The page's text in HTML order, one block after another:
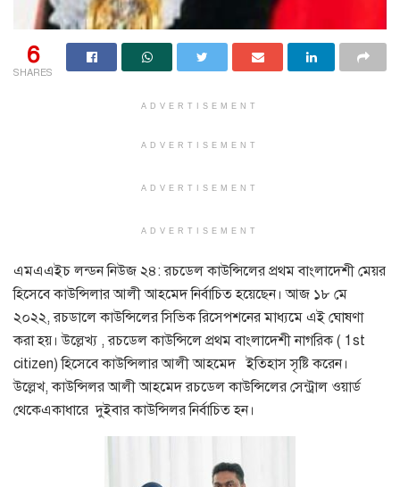
6
SHARES
ADVERTISEMENT
ADVERTISEMENT
ADVERTISEMENT
ADVERTISEMENT
এমএএইচ লন্ডন নিউজ ২৪: রচডেল কাউন্সিলের প্রথম বাংলাদেশী মেয়র
হিসেবে কাউন্সিলার আলী আহমেদ নির্বাচিত হয়েছেন। আজ ১৮ মে
২০২২, রচডালে কাউন্সিলের সিভিক রিসেপশনের মাধ্যমে এই ঘোষণা
করা হয়। উল্লেখ্য , রচডেল কাউন্সিলে প্রথম বাংলাদেশী নাগরিক ( 1st
citizen) হিসেবে কাউন্সিলার আলী আহমেদ ইতিহাস সৃষ্টি করেন।
উল্লেখ, কাউন্সিলর আলী আহমেদ রচডেল কাউন্সিলের সেন্ট্রাল ওয়ার্ড
থেকেএকাধারে দুইবার কাউন্সিলর নির্বাচিত হন।